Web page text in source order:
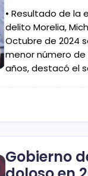
• Resultado de
delito Morelia,
Octubre de 2024
menor número
años, destacó el
Gobierno